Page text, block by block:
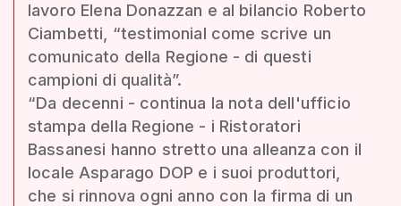
lavoro Elena Donazzan e al bilancio Roberto
Ciambetti, “testimonial come scrive un
comunicato della Regione - di questi
campioni di qualità”.
“Da decenni - continua la nota dell'ufficio
stampa della Regione - i Ristoratori
Bassanesi hanno stretto una alleanza con il
locale Asparago DOP e i suoi produttori,
che si rinnova ogni anno con la firma di un